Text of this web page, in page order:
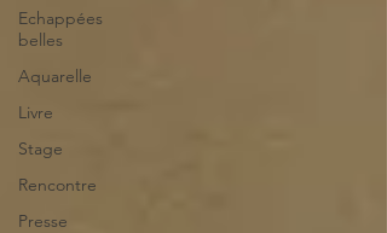
Echappées
belles
Aquarelle
Livre
Stage
Rencontre
Presse